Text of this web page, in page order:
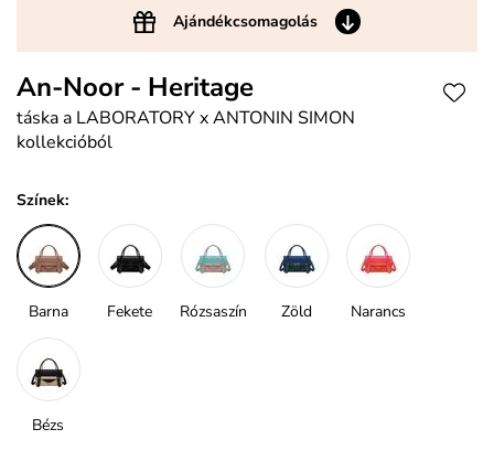
Ajándékcsomagolás
An-Noor - Heritage
táska a LABORATORY x ANTONIN SIMON
kollekcióból
Színek:
Barna Fekete Rózsaszín Zöld Narancs
Bézs